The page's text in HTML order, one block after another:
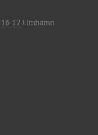
12 Limhamn